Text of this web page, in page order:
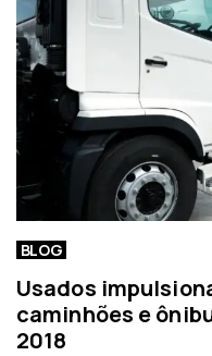
BLOG
Usados
caminhões e
2018